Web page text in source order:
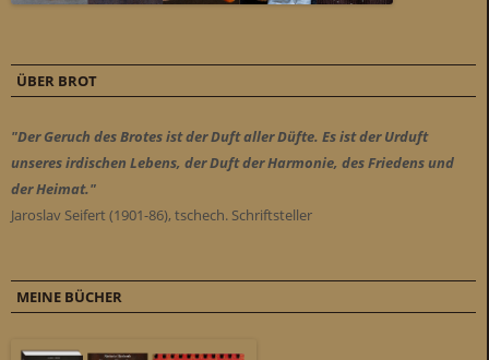
ÜBER BROT
"Der Geruch des Brotes ist der Duft aller Düfte. Es ist der Urduft
unseres irdischen Lebens, der Duft der Harmonie, des Friedens und
der Heimat."
Jaroslav Seifert (1901-86), tschech. Schriftsteller
MEINE BÜCHER